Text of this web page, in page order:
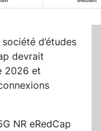
d’études
devrait
2026 et
NR eRedCap